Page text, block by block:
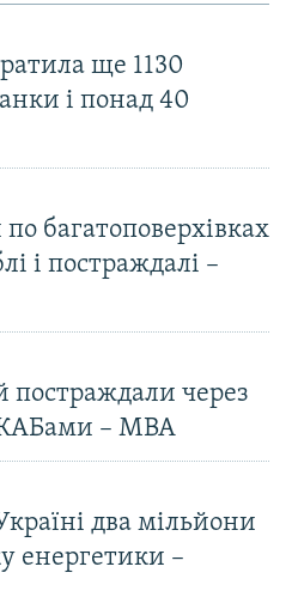
ще 1130
і понад 40
багатоповерхівках
і постраждалі –
постраждали через
КАБами – МВА
два мільйони
енергетики –